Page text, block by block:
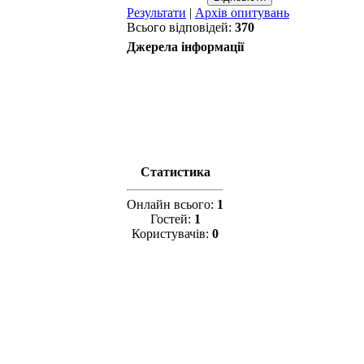
Результати | Архів опитувань
Всього відповідей: 370
Джерела інформації
Статистика
Онлайн всього: 1
Гостей: 1
Користувачів: 0